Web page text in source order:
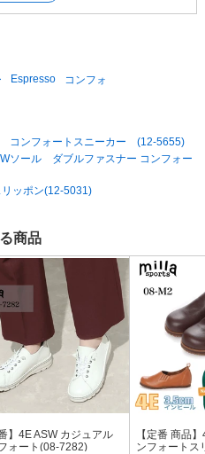
Espresso コンフォ
ンフォートスニーカー (12-5655)
ソール ダブルファスナー コンフォー
ッポン(12-5031)
商品
番】4E ASW カジュアル
ォート(08-7282)
【定番 商品
ンフォートス